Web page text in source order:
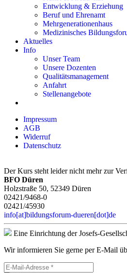
Entwicklung & Erziehung
Beruf und Ehrenamt
Mehrgenerationenhaus
Medizinisches
Aktuelles
Info
Unser Team
Unsere Dozenten
Qualitätsmanagement
Anfahrt
Stellenangebote
Impressum
AGB
Widerruf
Datenschutz
Der Kurs steht leider nicht mehr zur
BFO Düren
Holzstraße 50, 52349 Düren
02421/9468-0
02421/45930
info[at]bildungsforum-dueren[dot]de
Eine Einrichtung der Josefs-
Wir informieren Sie gerne per E-Mail